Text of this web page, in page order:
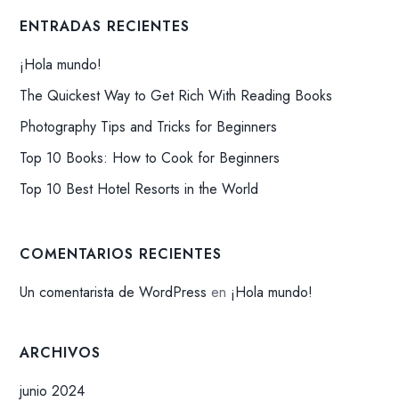
ENTRADAS RECIENTES
¡Hola mundo!
The Quickest Way to Get Rich With Reading Books
Photography Tips and Tricks for Beginners
Top 10 Books: How to Cook for Beginners
Top 10 Best Hotel Resorts in the World
COMENTARIOS RECIENTES
Un comentarista de WordPress en ¡Hola mundo!
ARCHIVOS
junio 2024